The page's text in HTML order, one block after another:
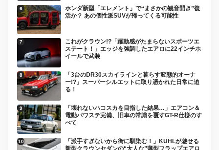
ホンダ新型「エレメント」で“まさかの観音開き”復
活か？ あの個性派SUVが帰ってくる可能性
これがクラウン!?「躍動感がたまらないスポーツエ
ステート！」エッジを強調したエアロに22インチホ
イールで武装
「3台のDR30スカイラインと暮らす変態的オーナ
ー!?」スーパーシルエットに取り憑かれた日常に迫
る！
「壊れないハコスカを目指した結果…」エアコン＆
電動パワステ完備、旧車の常識を覆すGT-R仕様のす
べて
「派手すぎないから街に馴染む！」KUHLが魅せる